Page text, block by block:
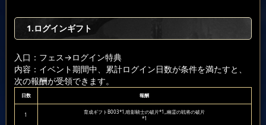
1.ログインギフト
入口：フェス→ログイン特典
内容：イベント期間中、累計ログイン日数が条件を満たすと、
次の報酬が受領できます。
日数 報酬
1
育成ギフトB003*1,暗影騎士の破片*1,,幽霊の戦将の破片
*1